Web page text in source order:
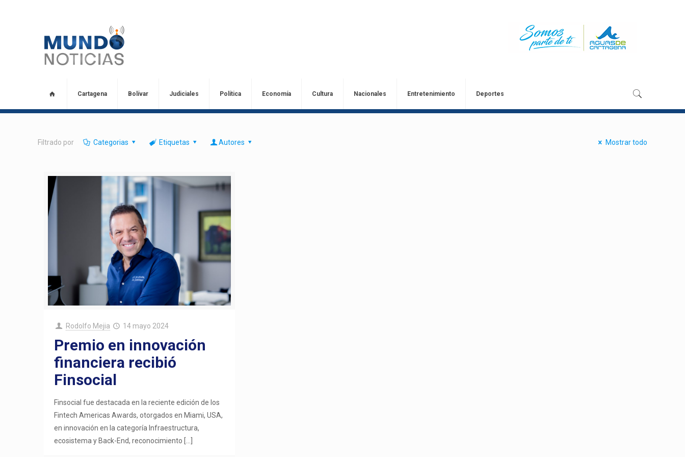
Cartagena Bolívar Judiciales Política Economía Cultura Nacionales Entretenimiento Deportes
Filtrado por Categorias Etiquetas Autores Mostrar todo
Rodolfo Mejia 14 mayo 2024
Premio en innovación
financiera recibió
Finsocial
Finsocial fue destacada en la reciente edición de los
Fintech Americas Awards, otorgados en Miami, USA,
en innovación en la categoría Infraestructura,
ecosistema y Back-End, reconocimiento